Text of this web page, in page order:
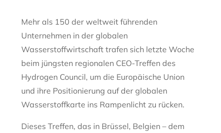
Mehr als 150 der weltweit führenden
Unternehmen in der globalen
Wasserstoffwirtschaft trafen sich letzte Woche
beim jüngsten regionalen CEO-Treffen des
Hydrogen Council, um die Europäische Union
und ihre Positionierung auf der globalen
Wasserstoffkarte ins Rampenlicht zu rücken.
Dieses Treffen, das in Brüssel, Belgien – dem